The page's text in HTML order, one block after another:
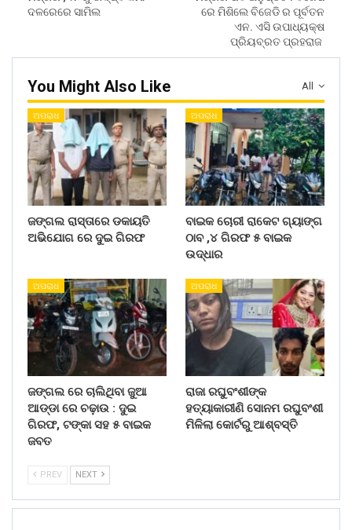
ଦଳରେରେ ସାମିଲ
ରେ ମିଶିଲେ ବିଜେଡି ର ପୂର୍ବତନ
ଏନ. ଏସି ଉପାଧ୍ୟକ୍ଷ
ପ୍ରିୟବ୍ରତ ପ୍ରହରାଜ
All
You Might Also Like
ଅପରାଧ
ଜଙ୍ଗଲ ରାସ୍ତାରେ ଡକାୟତି
ଅଭିଯୋଗ ରେ ଦୁଇ ଗିରଫ
ଅପରାଧ
ବାଇକ ଚୋରୀ ରାକେଟ ଗ୍ୟାଙ୍ଗ
ଠାବ ,୪ ଗିରଫ ୫ ବାଇକ
ଉଦ୍ଧାର
ଅପରାଧ
ଜଙ୍ଗଲ ରେ ଚାଲିଥିବା ଜୁଆ
ଆଡ୍ଡା ରେ ଚଢ଼ାଉ : ଦୁଇ
ଗିରଫ, ଟଙ୍କା ସହ ୫ ବାଇକ
ଜବତ
ଅପରାଧ
ରାଜା ରଘୁବଂଶୀଙ୍କ
ହତ୍ୟାକାରୀଣି ସୋନମ ରଘୁବଂଶୀ
ମିଳିଲା କୋର୍ଟରୁ ଆଶ୍ବସ୍ତି
PREV NEXT